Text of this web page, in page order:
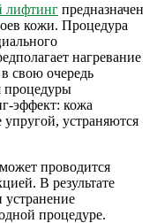
лифтинг предназначен
кожи. Процедура
нагревание
свою очередь
процедуры
эффект: кожа
упругой, устраняются
проводится
В результате
устранение
процедуре.